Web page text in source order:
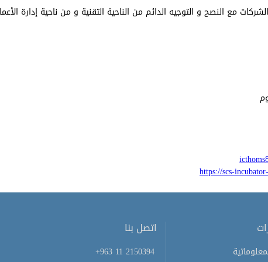
مع النصح و التوجيه الدائم من الناحية التقنية و من ناحية إدارة
https://scs-
اتصل بنا
+963 11 2150394